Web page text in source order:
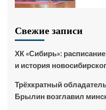
Свежие записи
ХК «Сибирь»:
и история
Трёхкратный
Брылин возглавил